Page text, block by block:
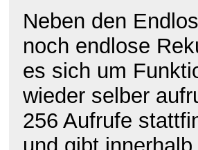
Neben den
noch endlose
es sich um
wieder selber
256 Aufrufe